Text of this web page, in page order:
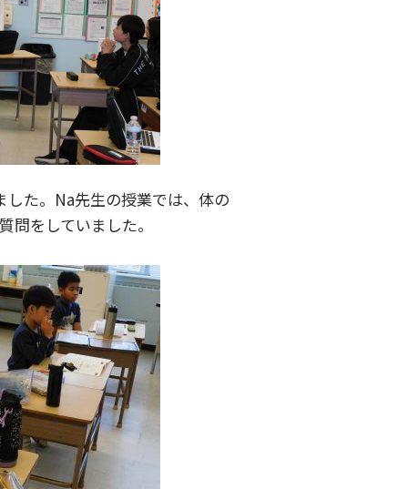
した。Na先生の授業では、体の
をしていました。